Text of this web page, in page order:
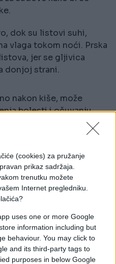
(cookies) za pružanje
prikaz sadržaja.
trenutku možete
Internet pregledniku.
uses one or more Google
information including but
behaviour. You may click to
and its third-party tags to
purposes in below Google
dok su listovi suhi,
vlaga tokom noći. Prska
jer se gljivica
donjoj strani.
nakon kiše, može
bolesti i očuvanju
Ipak, kada se zaraza
domaći sprejevi
– pravilno
zraka između
listova na vrijeme. Na
veće šanse da ostane